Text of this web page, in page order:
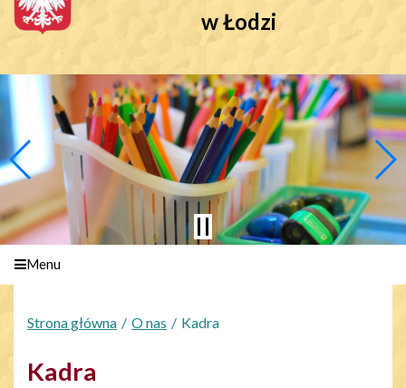
w Łodzi
Menu
Strona główna O nas Kadra
Kadra